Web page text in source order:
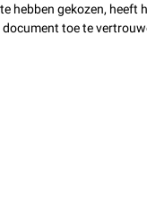
hebben gekozen, heeft
toe te